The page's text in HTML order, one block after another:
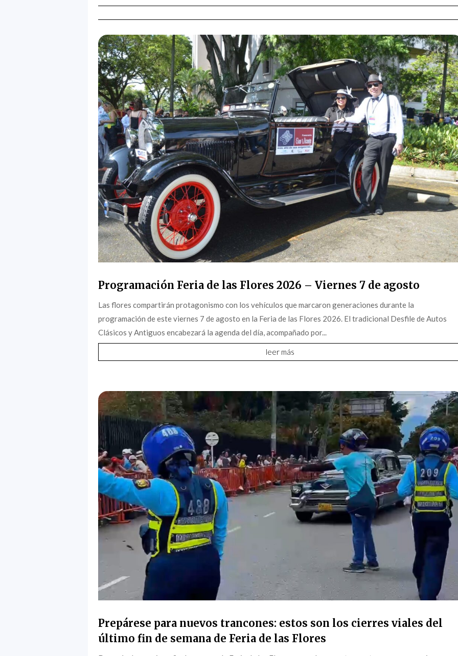
Programación Feria de las Flores 2026 – Viernes 7 de agosto
Las flores compartirán protagonismo con los vehículos que marcaron generaciones durante la
programación de este viernes 7 de agosto en la Feria de las Flores 2026. El tradicional Desfile de Autos
Clásicos y Antiguos encabezará la agenda del día, acompañado por...
leer más
Prepárese para nuevos trancones: estos son los cierres viales del
último fin de semana de Feria de las Flores